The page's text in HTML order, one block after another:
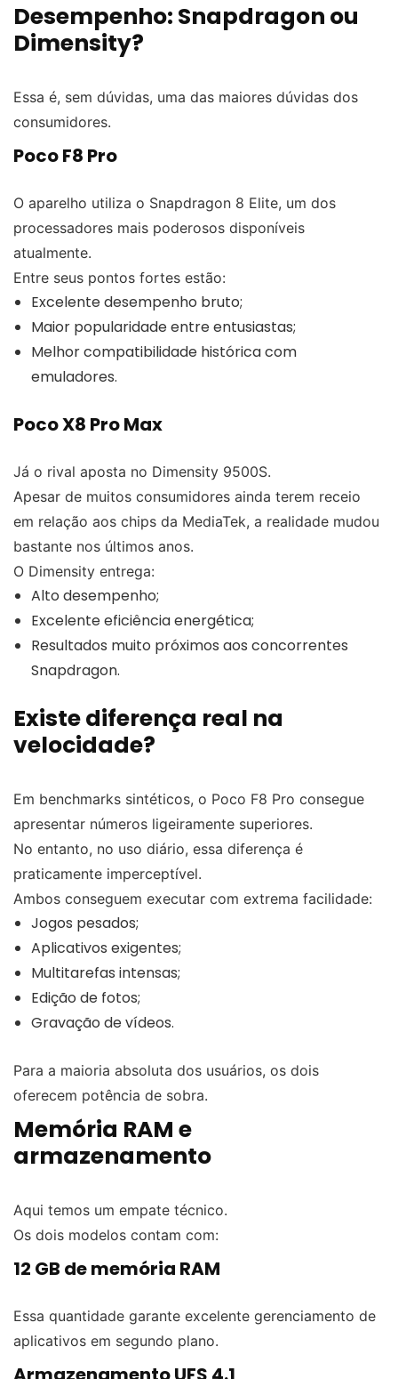
Desempenho: Snapdragon ou
Dimensity?
Essa é, sem dúvidas, uma das maiores dúvidas dos
consumidores.
Poco F8 Pro
O aparelho utiliza o Snapdragon 8 Elite, um dos
processadores mais poderosos disponíveis
atualmente.
Entre seus pontos fortes estão:
Excelente desempenho bruto;
Maior popularidade entre entusiastas;
Melhor compatibilidade histórica com
emuladores.
Poco X8 Pro Max
Já o rival aposta no Dimensity 9500S.
Apesar de muitos consumidores ainda terem receio
em relação aos chips da MediaTek, a realidade mudou
bastante nos últimos anos.
O Dimensity entrega:
Alto desempenho;
Excelente eficiência energética;
Resultados muito próximos aos concorrentes
Snapdragon.
Existe diferença real na
velocidade?
Em benchmarks sintéticos, o Poco F8 Pro consegue
apresentar números ligeiramente superiores.
No entanto, no uso diário, essa diferença é
praticamente imperceptível.
Ambos conseguem executar com extrema facilidade:
Jogos pesados;
Aplicativos exigentes;
Multitarefas intensas;
Edição de fotos;
Gravação de vídeos.
Para a maioria absoluta dos usuários, os dois
oferecem potência de sobra.
Memória RAM e
armazenamento
Aqui temos um empate técnico.
Os dois modelos contam com:
12 GB de memória RAM
Essa quantidade garante excelente gerenciamento de
aplicativos em segundo plano.